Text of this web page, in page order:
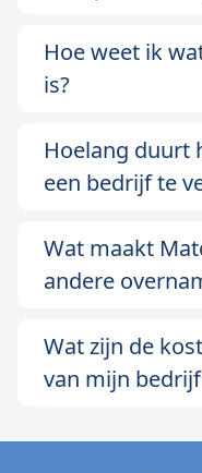
Hoe weet ik
is?
Hoelang duurt
een bedrijf te
Wat maakt
andere
Wat zijn de
van mijn